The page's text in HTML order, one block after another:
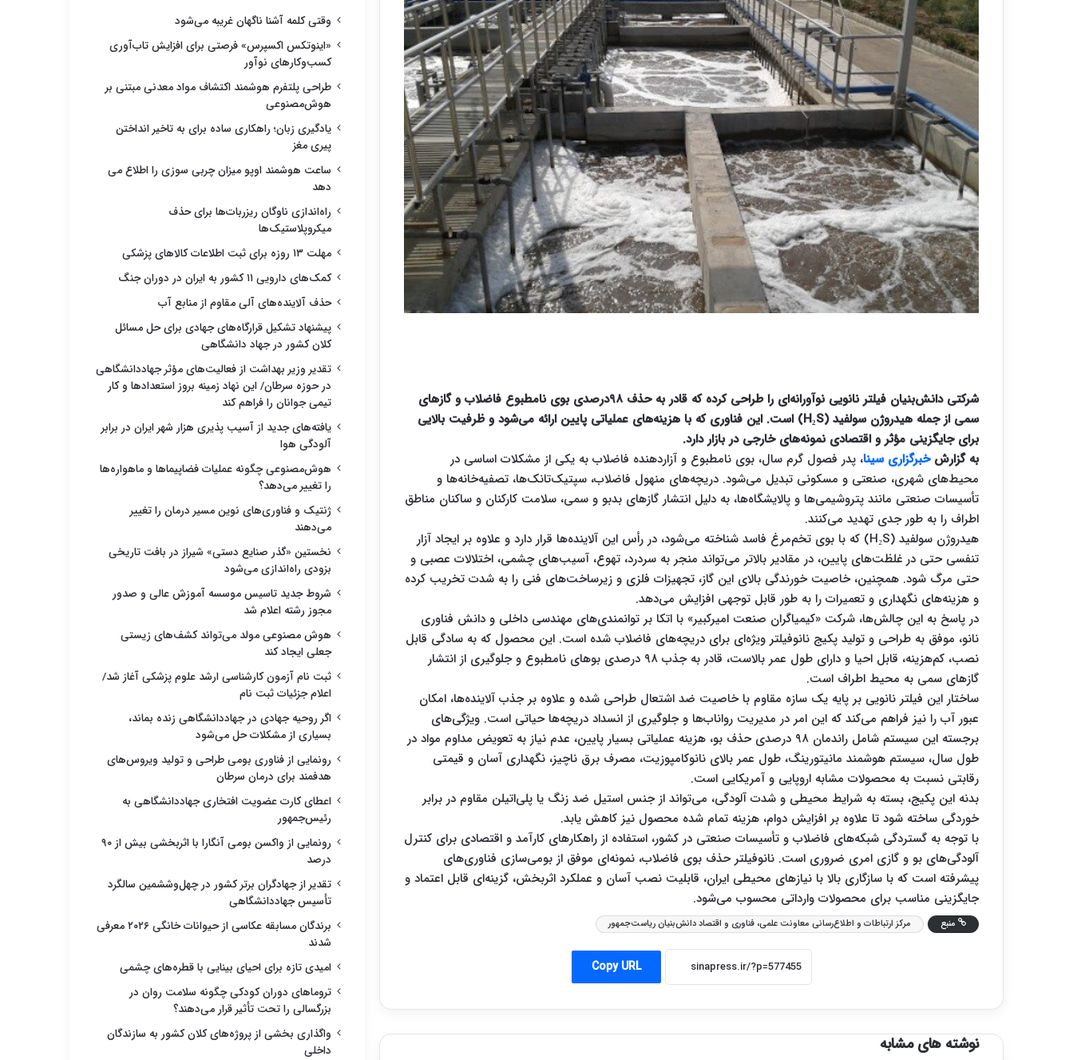
شرکتی دانش‌بنیان فیلتر نانویی نوآورانه‌ای را طراحی کرده که قادر به حذف ۹۸درصدی بوی نامطبوع فاضلاب و گازهای
سمی از جمله هیدروژن سولفید (H₂S) است. این فناوری که با هزینه‌های عملیاتی پایین ارائه می‌شود و ظرفیت بالایی
برای جایگزینی مؤثر و اقتصادی نمونه‌های خارجی در بازار دارد.
به گزارشخبرگزاری سینا، پدر فصول گرم سال، بوی نامطبوع و آزاردهنده فاضلاب به یکی از مشکلات اساسی در
محیط‌های شهری، صنعتی و مسکونی تبدیل می‌شود. دریچه‌های منهول فاضلاب، سپتیک‌تانک‌ها، تصفیه‌خانه‌ها و
تأسیسات صنعتی مانند پتروشیمی‌ها و پالایشگاه‌ها، به دلیل انتشار گازهای بدبو و سمی، سلامت کارکنان و ساکنان مناطق
اطراف را به طور جدی تهدید می‌کنند.
هیدروژن سولفید (H₂S) که با بوی تخم‌مرغ فاسد شناخته می‌شود، در رأس این آلاینده‌ها قرار دارد و علاوه بر ایجاد آزار
تنفسی حتی در غلظت‌های پایین، در مقادیر بالاتر می‌تواند منجر به سردرد، تهوع، آسیب‌های چشمی، اختلالات عصبی و
حتی مرگ شود. همچنین، خاصیت خورندگی بالای این گاز، تجهیزات فلزی و زیرساخت‌های فنی را به شدت تخریب کرده
و هزینه‌های نگهداری و تعمیرات را به طور قابل توجهی افزایش می‌دهد.
در پاسخ به این چالش‌ها، شرکت «کیمیاگران صنعت امیرکبیر» با اتکا بر توانمندی‌های مهندسی داخلی و دانش فناوری
نانو، موفق به طراحی و تولید پکیج نانوفیلتر ویژه‌ای برای دریچه‌های فاضلاب شده است. این محصول که به سادگی قابل
نصب، کم‌هزینه، قابل احیا و دارای طول عمر بالاست، قادر به جذب ۹۸ درصدی بوهای نامطبوع و جلوگیری از انتشار
گازهای سمی به محیط اطراف است.
ساختار این فیلتر نانویی بر پایه یک سازه مقاوم با خاصیت ضد اشتعال طراحی شده و علاوه بر جذب آلاینده‌ها، امکان
عبور آب را نیز فراهم می‌کند که این امر در مدیریت رواناب‌ها و جلوگیری از انسداد دریچه‌ها حیاتی است. ویژگی‌های
برجسته این سیستم شامل راندمان ۹۸ درصدی حذف بو، هزینه عملیاتی بسیار پایین، عدم نیاز به تعویض مداوم مواد در
طول سال، سیستم هوشمند مانیتورینگ، طول عمر بالای نانوکامپوزیت، مصرف برق ناچیز، نگهداری آسان و قیمتی
رقابتی نسبت به محصولات مشابه اروپایی و آمریکایی است.
بدنه این پکیج، بسته به شرایط محیطی و شدت آلودگی، می‌تواند از جنس استیل ضد زنگ یا پلی‌اتیلن مقاوم در برابر
خوردگی ساخته شود تا علاوه بر افزایش دوام، هزینه تمام شده محصول نیز کاهش یابد.
با توجه به گستردگی شبکه‌های فاضلاب و تأسیسات صنعتی در کشور، استفاده از راهکارهای کارآمد و اقتصادی برای کنترل
آلودگی‌های بو و گازی امری ضروری است. نانوفیلتر حذف بوی فاضلاب، نمونه‌ای موفق از بومی‌سازی فناوری‌های
پیشرفته است که با سازگاری بالا با نیازهای محیطی ایران، قابلیت نصب آسان و عملکرد اثربخش، گزینه‌ای قابل اعتماد و
جایگزینی مناسب برای محصولات وارداتی محسوب می‌شود.
منبع مرکز ارتباطات و اطلاع‌رسانی معاونت علمی، فناوری و اقتصاد دانش‌بنیان ریاست‌جمهور
Copy URL
نوشته های مشابه
وقتی کلمه آشنا ناگهان غریبه می‌شود
«اینوتکس اکسپرس» فرصتی برای افزایش تاب‌آوری
کسب‌وکارهای نوآور
طراحی پلتفرم هوشمند اکتشاف مواد معدنی مبتنی بر
هوش‌مصنوعی
یادگیری زبان؛ راهکاری ساده برای به تاخیر انداختن
پیری مغز
ساعت هوشمند اوپو میزان چربی سوزی را اطلاع می
دهد
راه‌اندازی ناوگان ریزربات‌ها برای حذف
میکروپلاستیک‌ها
مهلت ۱۳ روزه برای ثبت اطلاعات کالاهای پزشکی
کمک‌های دارویی ۱۱ کشور به ایران در دوران جنگ
حذف آلاینده‌های آلی مقاوم از منابع آب
پیشنهاد تشکیل قرارگاه‌های جهادی برای حل مسائل
کلان کشور در جهاد دانشگاهی
تقدیر وزیر بهداشت از فعالیت‌های مؤثر جهاددانشگاهی
در حوزه سرطان/ این نهاد زمینه بروز استعدادها و کار
تیمی جوانان را فراهم کند
یافته‌های جدید از آسیب پذیری هزار شهر ایران در برابر
آلودگی هوا
هوش‌مصنوعی چگونه عملیات فضاپیماها و ماهواره‌ها
را تغییر می‌دهد؟
ژنتیک و فناوری‌های نوین مسیر درمان را تغییر
می‌دهند
نخستین «گذر صنایع دستی» شیراز در بافت تاریخی
بزودی راه‌اندازی می‌شود
شروط جدید تاسیس موسسه آموزش عالی و صدور
مجوز رشته اعلام شد
هوش مصنوعی مولد می‌تواند کشف‌های زیستی
جعلی ایجاد کند
ثبت نام آزمون کارشناسی ارشد علوم پزشکی آغاز شد/
اعلام جزئیات ثبت نام
اگر روحیه جهادی در جهاددانشگاهی زنده بماند،
بسیاری از مشکلات حل می‌شود
رونمایی از فناوری بومی طراحی و تولید ویروس‌های
هدفمند برای درمان سرطان
اعطای کارت عضویت افتخاری جهاددانشگاهی به
رئیس‌جمهور
رونمایی از واکسن بومی آنگارا با اثربخشی بیش از ۹۰
درصد
تقدیر از جهادگران برتر کشور در چهل‌وششمین سالگرد
تأسیس جهاددانشگاهی
برندگان مسابقه عکاسی از حیوانات خانگی ۲۰۲۶ معرفی
شدند
امیدی تازه برای احیای بینایی با قطره‌های چشمی
تروماهای دوران کودکی چگونه سلامت روان در
بزرگسالی را تحت تأثیر قرار می‌دهند؟
واگذاری بخشی از پروژه‌های کلان کشور به سازندگان
داخلی